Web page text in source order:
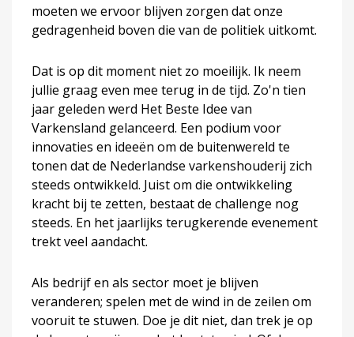
moeten we ervoor blijven zorgen dat onze
gedragenheid boven die van de politiek uitkomt.
Dat is op dit moment niet zo moeilijk. Ik neem
jullie graag even mee terug in de tijd. Zo'n tien
jaar geleden werd Het Beste Idee van
Varkensland gelanceerd. Een podium voor
innovaties en ideeën om de buitenwereld te
tonen dat de Nederlandse varkenshouderij zich
steeds ontwikkeld. Juist om die ontwikkeling
kracht bij te zetten, bestaat de challenge nog
steeds. En het jaarlijks terugkerende evenement
trekt veel aandacht.
Als bedrijf en als sector moet je blijven
veranderen; spelen met de wind in de zeilen om
vooruit te stuwen. Doe je dit niet, dan trek je op